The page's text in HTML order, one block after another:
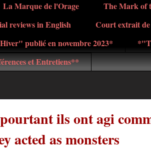
La Marque de l'Orage The Mark of
reviews in English
Court extrait
publié en novembre 2023*
et Entretiens**
ils ont agi
acted as monsters